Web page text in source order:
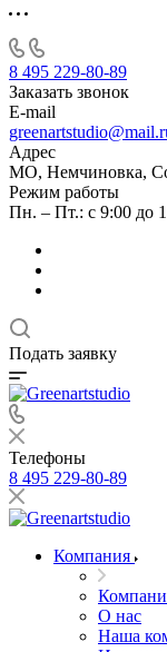
8 495 229-80-89
Заказать звонок
E-mail
Адрес
МО, Немчиновка,
Режим работы
Пн. – Пт.: с 9:00 до
Подать заявку
Телефоны
8 495 229-80-89
Компания
О нас
Наша